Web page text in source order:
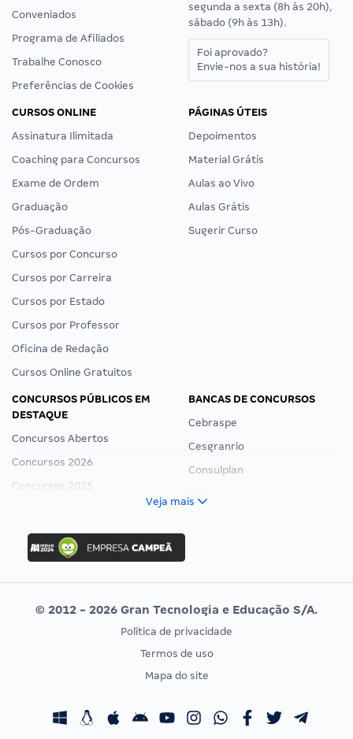
Conveniados
Programa de Afiliados
Trabalhe Conosco
Preferências de Cookies
segunda a sexta (8h às 20h),
sábado (9h às 13h).
Foi aprovado?
Envie-nos a sua história!
CURSOS ONLINE
Assinatura Ilimitada
Coaching para Concursos
Exame de Ordem
Graduação
Pós-Graduação
Cursos por Concurso
Cursos por Carreira
Cursos por Estado
Cursos por Professor
Oficina de Redação
Cursos Online Gratuitos
PÁGINAS ÚTEIS
Depoimentos
Material Grátis
Aulas ao Vivo
Aulas Grátis
Sugerir Curso
CONCURSOS PÚBLICOS EM
DESTAQUE
Concursos Abertos
Concursos 2026
Concursos 2025
Concurso Ibama
Concurso MPU
Editais publicados
BANCAS DE CONCURSOS
Cebraspe
Cesgranrio
Consulplan
Vunesp
CONCURSOS POR PROFISSÃO
Concursos Fiscais
EXAME DE ORDEM
Calendário OAB
Veja mais
© 2012 - 2026 Gran Tecnologia e Educação S/A.
Política de privacidade
Termos de uso
Mapa do site